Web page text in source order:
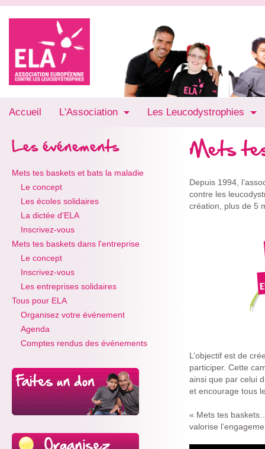
Accueil L'Association Les Leucodystrophies
Les événements
Mets tes baskets et bats la maladie
Le concept
Les écoles solidaires
La dictée d'ELA
Inscrivez-vous
Mets tes baskets dans l'entreprise
Le concept
Inscrivez-vous
Les entreprises solidaires
Tous pour ELA
Organisez votre événement
Agenda
Comptes rendus des événements
Mets
Depuis 1994,
contre les
création, plus de 5
L’objectif est de
participer. Cette
ainsi que par celui
et encourage tous
« Mets tes
valorise